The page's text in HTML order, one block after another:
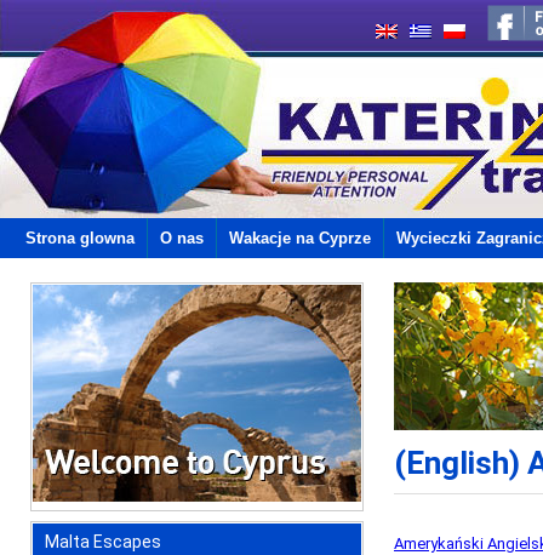
Strona glowna O nas Wakacje na Cyprze Wycieczki
Malta Escapes
(English)
Amerykański